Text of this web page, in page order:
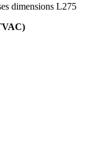
dimensions L275